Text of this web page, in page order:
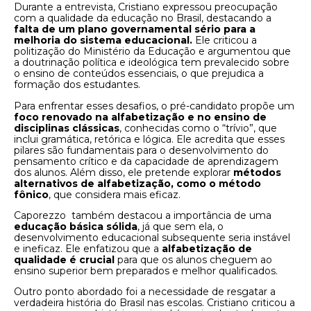
Durante a entrevista, Cristiano expressou preocupação
com a qualidade da educação no Brasil, destacando a
falta de um plano governamental sério para a
melhoria do sistema educacional. Ele criticou a
politização do Ministério da Educação e argumentou que
a doutrinação política e ideológica tem prevalecido sobre
o ensino de conteúdos essenciais, o que prejudica a
formação dos estudantes.
Para enfrentar esses desafios, o pré-candidato propõe um
foco renovado na alfabetização e no ensino de
disciplinas clássicas, conhecidas como o “trívio”, que
inclui gramática, retórica e lógica. Ele acredita que esses
pilares são fundamentais para o desenvolvimento do
pensamento crítico e da capacidade de aprendizagem
dos alunos. Além disso, ele pretende explorar métodos
alternativos de alfabetização, como o método
fônico, que considera mais eficaz.
Caporezzo também destacou a importância de uma
educação básica sólida, já que sem ela, o
desenvolvimento educacional subsequente seria instável
e ineficaz. Ele enfatizou que a alfabetização de
qualidade é crucial para que os alunos cheguem ao
ensino superior bem preparados e melhor qualificados.
Outro ponto abordado foi a necessidade de resgatar a
verdadeira história do Brasil nas escolas. Cristiano criticou a